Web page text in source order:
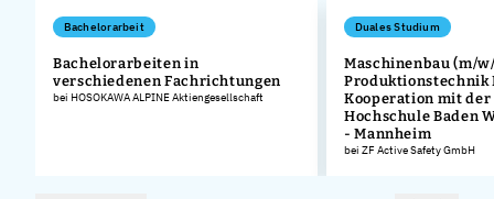
Bachelorarbeit
Bachelorarbeiten in
verschiedenen Fachrichtungen
bei HOSOKAWA ALPINE Aktiengesellschaft
Duales Studium
Maschinenbau (m/
Produktionstechnik
Kooperation mit der
Hochschule Baden
- Mannheim
bei ZF Active Safety GmbH